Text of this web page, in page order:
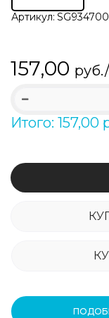
Артикул:
157,00
Итого: 157,00